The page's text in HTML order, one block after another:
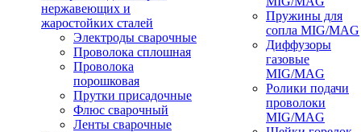
нержавеющих и
жаростойких сталей
Электроды сварочные
Проволока сплошная
Проволока
порошковая
Прутки присадочные
Флюс сварочный
Ленты сварочные
Пружины для
сопла MIG/MAG
Диффузоры
газовые
MIG/MAG
Ролики подачи
проволоки
MIG/MAG